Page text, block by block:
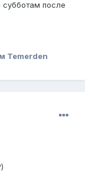
после
Temerden